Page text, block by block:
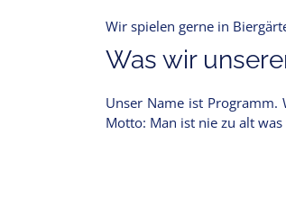
Wir spielen gerne in
Was wir
Unser Name ist
Motto: Man ist nie zu alt